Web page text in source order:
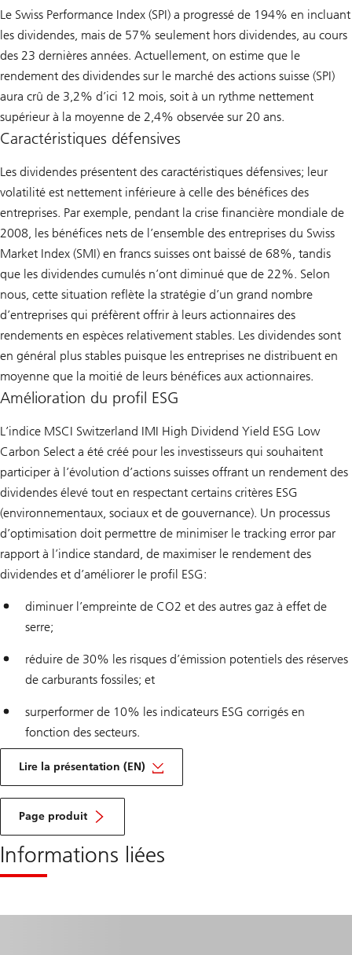
Le Swiss Performance Index (SPI) a progressé de 194% en incluant
les dividendes, mais de 57% seulement hors dividendes, au cours
des 23 dernières années. Actuellement, on estime que le
rendement des dividendes sur le marché des actions suisse (SPI)
aura crû de 3,2% d’ici 12 mois, soit à un rythme nettement
supérieur à la moyenne de 2,4% observée sur 20 ans.
Caractéristiques défensives
Les dividendes présentent des caractéristiques défensives; leur
volatilité est nettement inférieure à celle des bénéfices des
entreprises. Par exemple, pendant la crise financière mondiale de
2008, les bénéfices nets de l’ensemble des entreprises du Swiss
Market Index (SMI) en francs suisses ont baissé de 68%, tandis
que les dividendes cumulés n’ont diminué que de 22%. Selon
nous, cette situation reflète la stratégie d’un grand nombre
d’entreprises qui préfèrent offrir à leurs actionnaires des
rendements en espèces relativement stables. Les dividendes sont
en général plus stables puisque les entreprises ne distribuent en
moyenne que la moitié de leurs bénéfices aux actionnaires.
Amélioration du profil ESG
L’indice MSCI Switzerland IMI High Dividend Yield ESG Low
Carbon Select a été créé pour les investisseurs qui souhaitent
participer à l’évolution d’actions suisses offrant un rendement des
dividendes élevé tout en respectant certains critères ESG
(environnementaux, sociaux et de gouvernance). Un processus
d’optimisation doit permettre de minimiser le tracking error par
rapport à l’indice standard, de maximiser le rendement des
dividendes et d’améliorer le profil ESG:
diminuer l’empreinte de CO2 et des autres gaz à effet de
serre;
réduire de 30% les risques d’émission potentiels des réserves
de carburants fossiles; et
surperformer de 10% les indicateurs ESG corrigés en
fonction des secteurs.
Lire la présentation (EN)
Page produit
Informations liées